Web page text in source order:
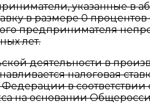
указанные в
в размере 0
предпринимателя
лет.
деятельности в
налоговая
в соответствии
на основании